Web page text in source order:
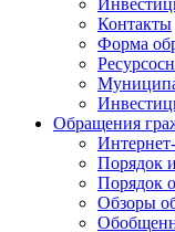
Контакты
Форма
Обращения
Порядок
Порядок
Обзоры